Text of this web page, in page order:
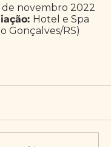
de novembro 2022
Hotel e Spa
Gonçalves/RS)